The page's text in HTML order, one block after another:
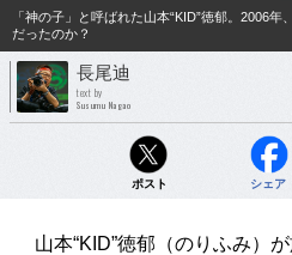
「神の子」と呼ばれた山本“KID”徳郁。2006
だったのか？
長尾迪
text by
Susumu Nagao
ポスト シェア
山本“KID”徳郁（のりふみ）